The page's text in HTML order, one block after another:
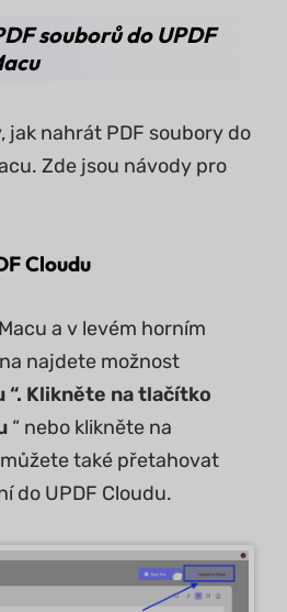
souborů do UPDF
jak nahrát PDF soubory do
Zde jsou návody pro
Cloudu
a v levém horním
najdete možnost
“. Klikněte na tlačítko
“ nebo klikněte na
můžete také přetahovat
do UPDF Cloudu.